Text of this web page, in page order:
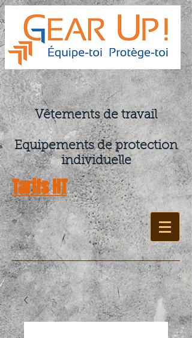
Vêtements de travail
Equipements de protection
individuelle
Tarifs HT